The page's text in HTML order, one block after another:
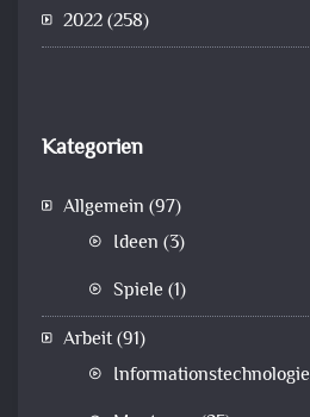
2022(258)
Kategorien
Allgemein (97)
Ideen (3)
Spiele (1)
Arbeit(91)
Informationstechnologie